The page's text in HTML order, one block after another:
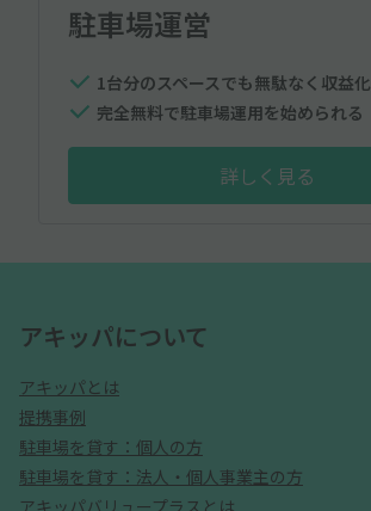
駐車場運営
1台分のスペースでも無駄なく収益化
完全無料で駐車場運用を始められる
詳しく見る
アキッパについて
アキッパとは
提携事例
駐車場を貸す：個人の方
駐車場を貸す：法人・個人事業主の方
アキッパバリュープラスとは